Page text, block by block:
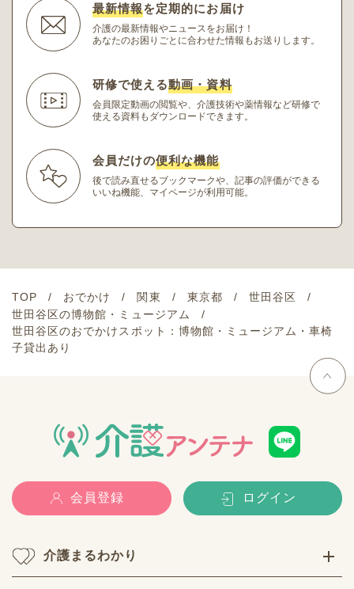
最新情報を定期的にお届け
介護の最新情報やニュースをお届け！
あなたのお困りごとに合わせた情報もお送りします。
研修で使える動画・資料
会員限定動画の閲覧や、介護技術や薬情報など研修で
使える資料もダウンロードできます。
会員だけの便利な機能
後で読み直せるブックマークや、記事の評価ができる
いいね機能、マイページが利用可能。
TOP おでかけ 関東 東京都
世田谷区
世田谷区の博物館・ミュージアム
世田谷区のおでかけスポット：博物館・ミュージアム・車椅
子貸出あり
会員登録 ログイン
介護まるわかり